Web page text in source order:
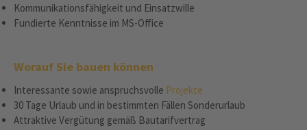
Kommunikationsfähigkeit und Einsatzwille
Fundierte Kenntnisse im MS-Office
Worauf Sie bauen können
Interessante sowie anspruchsvolle Projekte
30 Tage Urlaub und in bestimmten Fällen Sonderurlaub
Attraktive Vergütung gemäß Bautarifvertrag